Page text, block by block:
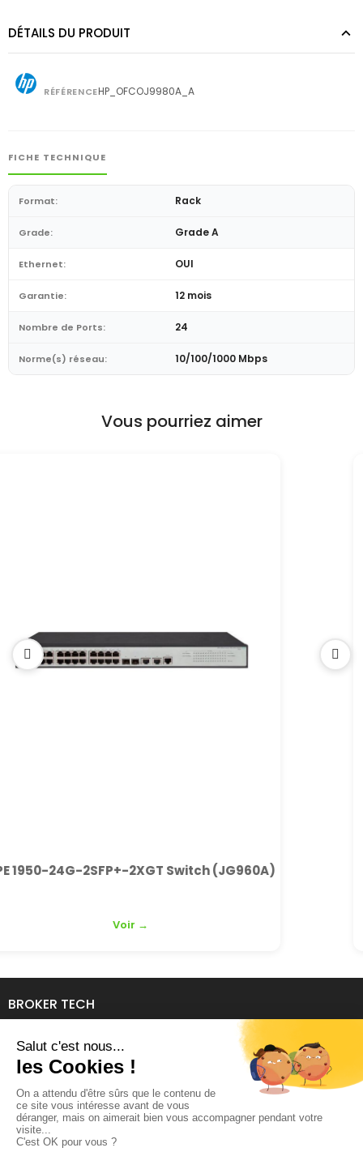
DÉTAILS DU PRODUIT
RÉFÉRENCEHP_OFCOJ9980A_A
FICHE TECHNIQUE
Format: Rack
Grade: Grade A
Ethernet: OUI
Garantie: 12 mois
Nombre de Ports: 24
Norme(s) réseau: 10/100/1000 Mbps
Vous pourriez aimer
(JG960A) TP-Link TL-SG1048
BROKER TECH
134 Avenue de l'Industrie
69140 RILLIEUX-LA-PAPE
04 78 39 94 06
contact@brokertech.fr